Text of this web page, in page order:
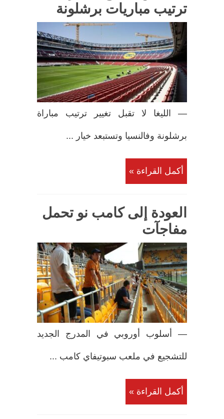
ترتيب مباريات برشلونة
— الليغا لا تقبل تغيير ترتيب مباراة
برشلونة وفالنسيا وتستبعد خيار ...
أكمل القراءة »
العودة إلى كامب نو تحمل
مفاجآت
— أسلوب أوروبي في المدرج الجديد
للتشجيع في ملعب سبوتيفاي كامب ...
أكمل القراءة »